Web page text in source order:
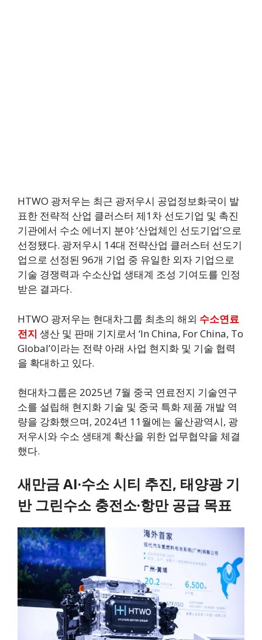
HTWO 광저우는 최근 광저우시 공업정보화국이 발
표한 전략적 산업 클러스터 제1차 선도기업 및 촉진
기관에서 수소 에너지 분야 ‘산업체인 선도기업’으로
선정됐다. 광저우시 14대 전략산업 클러스터 선도기
업으로 선정된 96개 기업 중 유일한 외자 기업으로
기술 경쟁력과 수소산업 생태계 조성 기여도를 인정
받은 결과다.
HTWO 광저우는 현대차그룹 최초의 해외 수소연료
전지 생산 및 판매 기지로서 ‘In China, For China, To
Global’이라는 전략 아래 사업 현지화 및 기술 협력
을 확대하고 있다.
현대차그룹은 2025년 7월 중국 연료전지 기술연구
소를 설립해 현지화 기술 및 중국 특화 제품 개발 역
량을 강화했으며, 2024년 11월에는 울산광역시, 광
저우시와 수소 생태계 확산을 위한 업무협약을 체결
했다.
새만금 AI·수소 시티 추진, 태양광 기
반 그린수소 충전소·항만 공급 목표